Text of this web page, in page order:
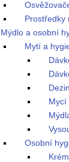
Prostředky
Mýdlo a osobní
Mytí a
Mycí
Osobní